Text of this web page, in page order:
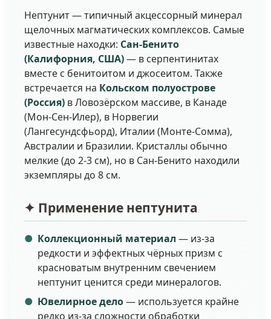
Нептунит — типичный акцессорный минерал
щелочных магматических комплексов. Самые
известные находки: Сан-Бенито
(Калифорния, США)— в серпентинитах
вместе с бенитоитом и джосеитом. Также
встречается на Кольском полуострове
(Россия) в Ловозёрском массиве, в Канаде
(Мон-Сен-Илер), в Норвегии
(Лангесундсфьорд), Италии (Монте-Сомма),
Австралии и Бразилии. Кристаллы обычно
мелкие (до 2-3 см), но в Сан-Бенито находили
экземпляры до 8 см.
✦ Применение нептунита
Коллекционный материал — из-за
редкости и эффектных чёрных призм с
красноватым внутренним свечением
нептунит ценится среди минералогов.
Ювелирное дело— используется крайне
редко из-за сложности обработки